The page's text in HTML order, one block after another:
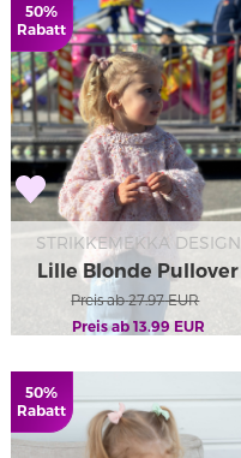
50%
Rabatt
STRIKKEMEKKA DESIGN
Lille Blonde Pullover
Preis ab 27.97EUR
Preis ab 13.99 EUR
50%
Rabatt